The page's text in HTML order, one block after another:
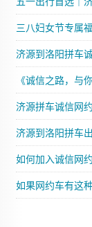
三八妇女节专属
济源到洛阳拼车
济源拼车诚信网
济源到洛阳拼车
如何加入诚信网
如果网约车有这